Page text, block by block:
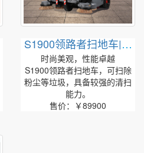
S1900领路者扫地车|高
美智慧型驾驶式扫地车
时尚美观，性能卓越
S1900领路者扫地车，可扫除
粉尘等垃圾，具备较强的清扫
能力。
售价：￥89900